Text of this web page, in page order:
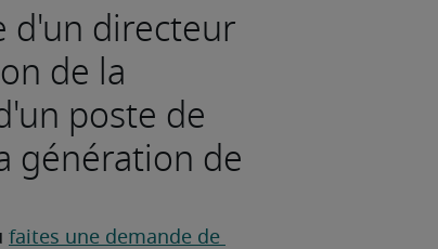
d'un directeur
de la
poste de
génération de
faites une demande de